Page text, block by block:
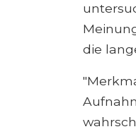
die